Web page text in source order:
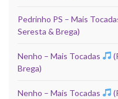
Pedrinho PS – Mais
Seresta & Brega)
Nenho – Mais Tocadas
Brega)
Nenho – Mais Tocadas